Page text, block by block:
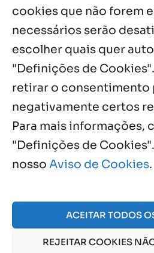
cookies que não forem
necessários serão
escolher quais quer
"Definições de
retirar o consentimento
negativamente certos
Para mais informações,
"Definições de
nosso Aviso de Cookies.
ACEITAR TODOS
REJEITAR COOKIES
Notícias por Categoria
Próximos Eventos
Agosto, 2026